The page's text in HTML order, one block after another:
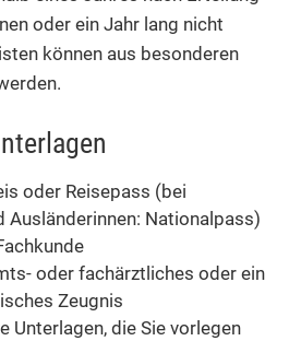
oder ein Jahr lang nicht
können aus besonderen
oder Reisepass (bei
Ausländerinnen: Nationalpass)
oder fachärztliches oder ein
Zeugnis
Unterlagen, die Sie vorlegen